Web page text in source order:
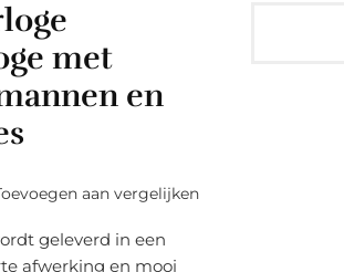
met
en
aan vergelijken
geleverd in een
afwerking en mooi